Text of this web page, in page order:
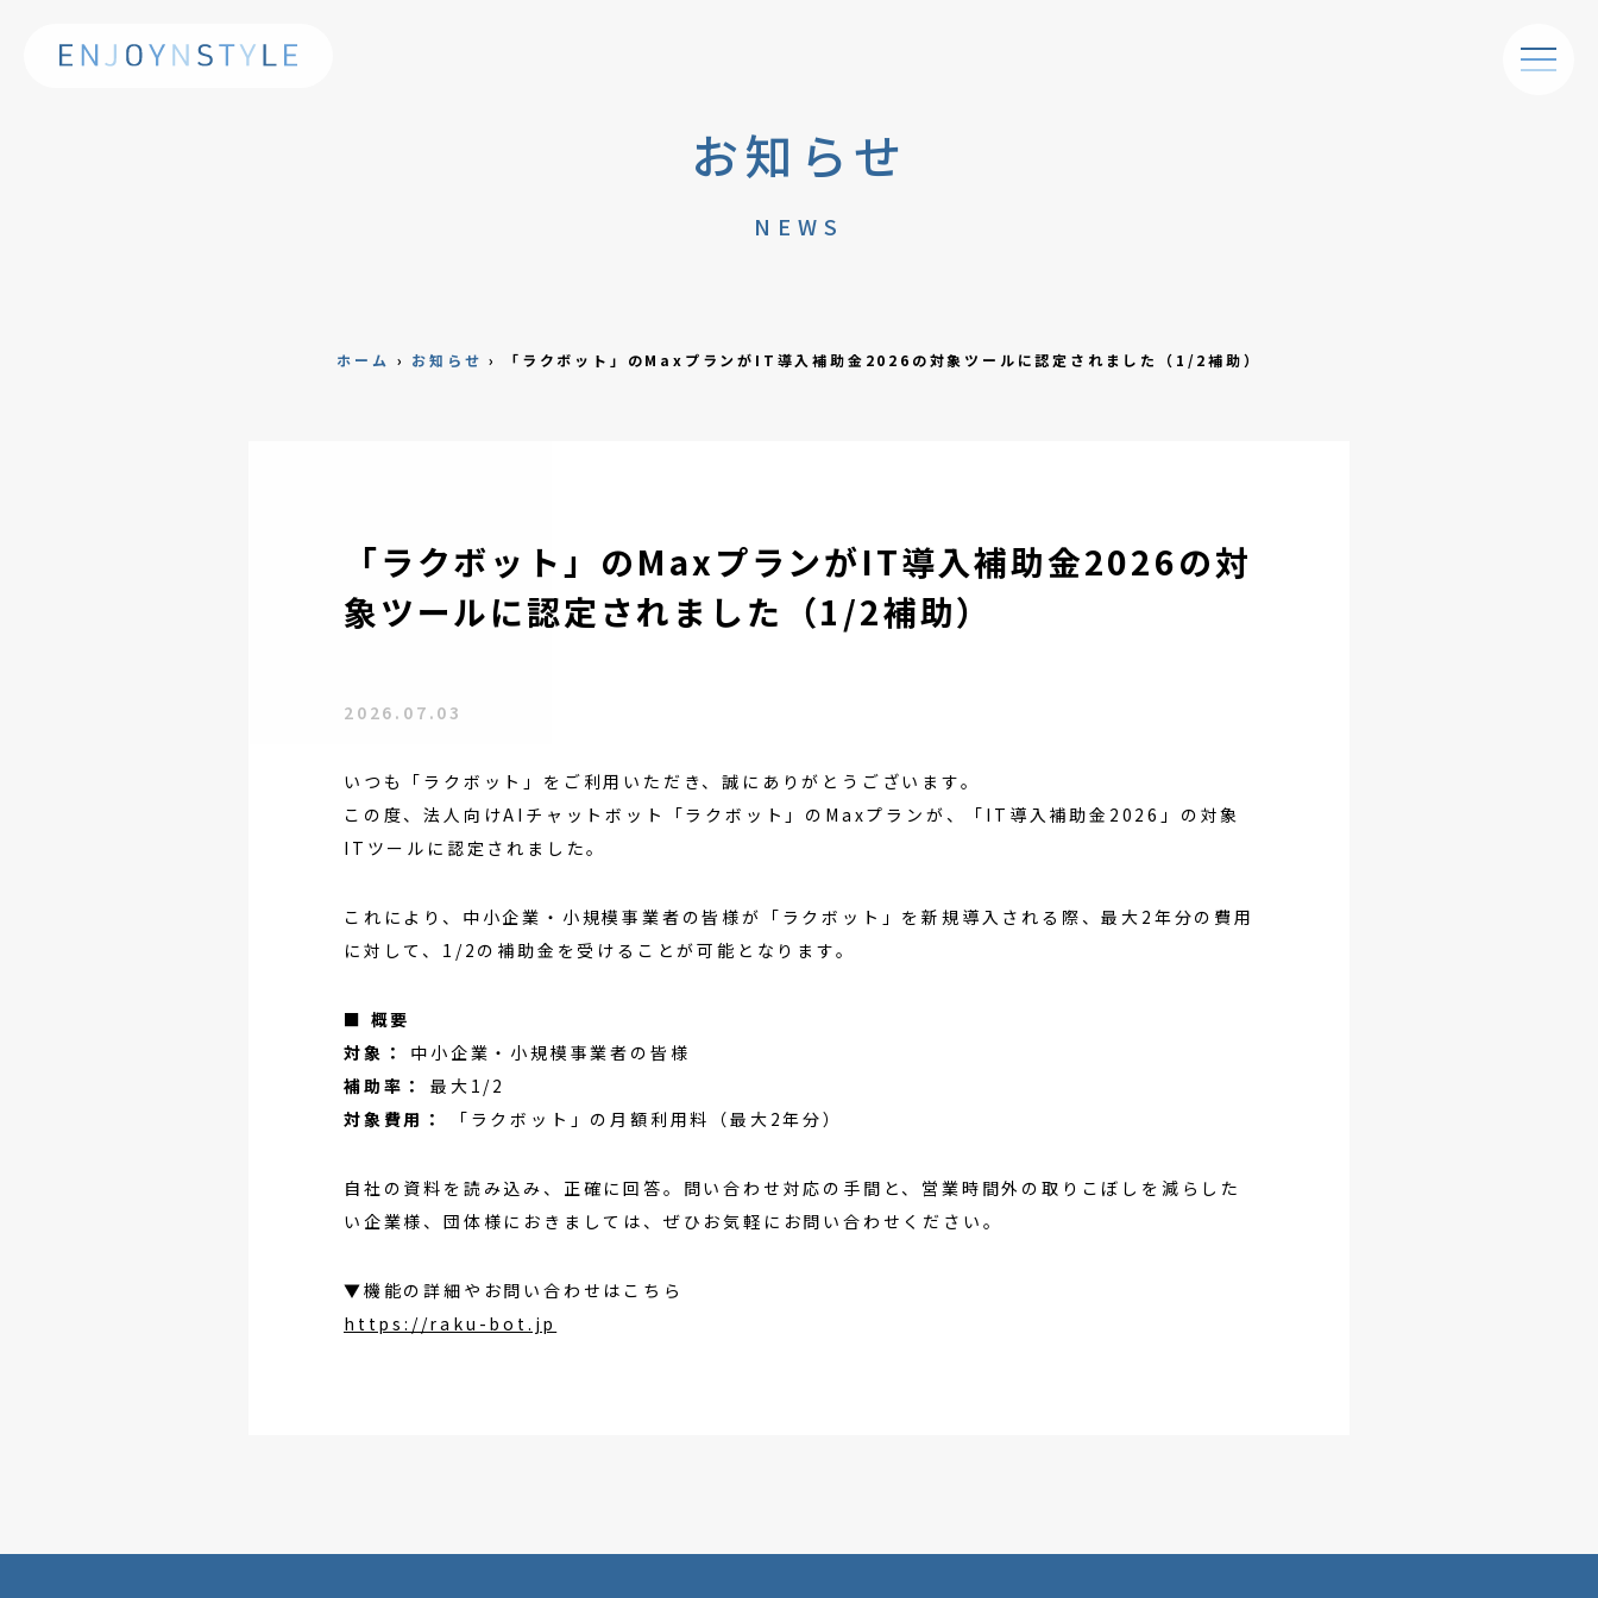
お知らせ
NEWS
ホーム › お知らせ › 「ラクボット」のMaxプランがIT導入補助金2026の対象ツールに認定されました（1/2補助）
「ラクボット」のMaxプランがIT導入補助金2026の対
象ツールに認定されました（1/2補助）
2026.07.03
いつも「ラクボット」をご利用いただき、誠にありがとうございます。
この度、法人向けAIチャットボット「ラクボット」のMaxプランが、「IT導入補助金2026」の対象
ITツールに認定されました。
これにより、中小企業・小規模事業者の皆様が「ラクボット」を新規導入される際、最大2年分の費用
に対して、1/2の補助金を受けることが可能となります。
■ 概要
対象：
中小企業・小規模事業者の皆様
補助率：
最大1/2
対象費用：
「ラクボット」の月額利用料（最大2年分）
自社の資料を読み込み、正確に回答。問い合わせ対応の手間と、営業時間外の取りこぼしを減らした
い企業様、団体様におきましては、ぜひお気軽にお問い合わせください。
▼機能の詳細やお問い合わせはこちら
https://raku-bot.jp